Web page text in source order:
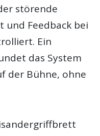
störende
und Feedback bei
Ein
das System
der Bühne, ohne